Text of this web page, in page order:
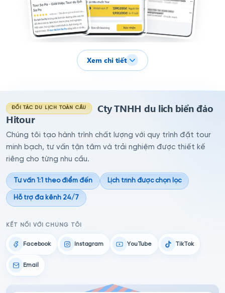
Xem chi tiết
ĐỐI TÁC DU LỊCH TOÀN CẦU
Cty TNHH du lich biển đảo
Hitour
Chúng tôi tạo hành trình chất lượng với quy trình đặt tour
minh bạch, tư vấn tận tâm và trải nghiệm được thiết kế
riêng cho từng nhu cầu.
Tư vấn 1:1 theo điểm đến Lịch trình được chọn lọc
Hỗ trợ đa kênh 24/7
KẾT NỐI VỚI CHÚNG TÔI
Facebook Instagram YouTube TikTok
Email